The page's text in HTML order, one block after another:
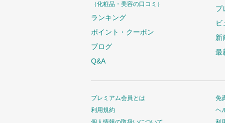
（化粧品・美容の口コミ）
ランキング
ポイント・クーポン
ブログ
Q&A
プ
ビ
新
最
プレミアム会員とは
利用規約
免
ヘ